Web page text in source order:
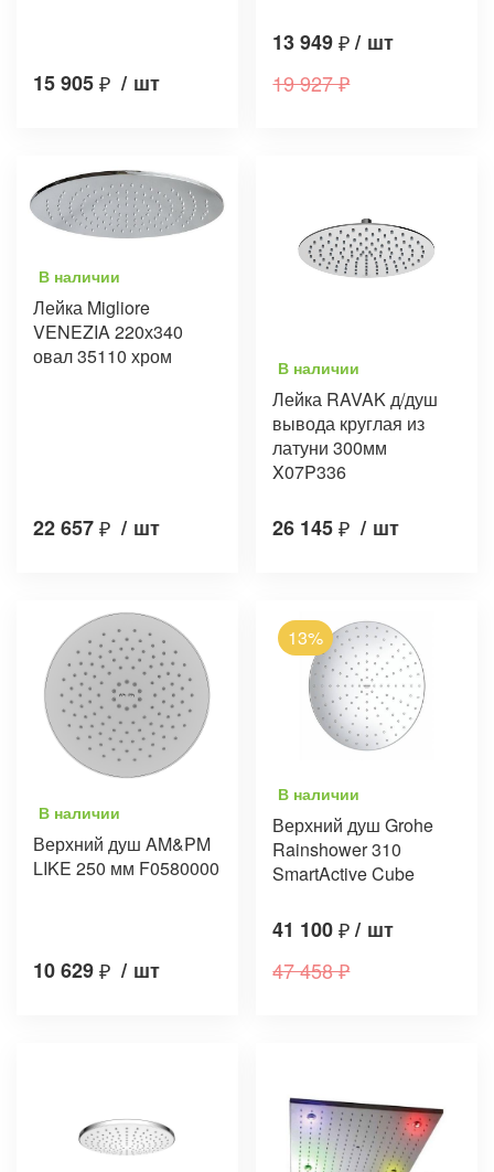
15 905₽ / шт
13 949₽/ шт
19 927₽
В наличии
Лейка Migliore
VENEZIA 220х340
овал 35110 хром
22 657₽ / шт
В наличии
Лейка RAVAK д/душ
вывода круглая из
латуни 300мм
X07P336
26 145₽ / шт
В наличии
Верхний душ AM&PM
LIKE 250 мм F0580000
10 629₽ / шт
В наличии
Верхний душ Grohe
Rainshower 310
SmartActive Cube
41 100₽/ шт
47 458₽
13%